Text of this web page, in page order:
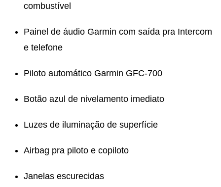
combustível
Painel de áudio Garmin com saída pra Intercom
e telefone
Piloto automático Garmin GFC-700
Botão azul de nivelamento imediato
Luzes de iluminação de superfície
Airbag pra piloto e copiloto
Janelas escurecidas